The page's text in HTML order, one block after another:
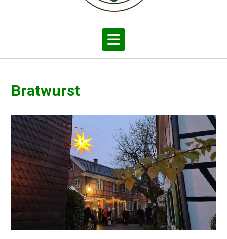
Bratwurst